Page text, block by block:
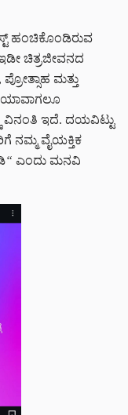
ಹಂಚಿಕೊಂಡಿರುವ
ಚಿತ್ರಜೀವನದ
ಮತ್ತು
ಯಾವಾಗಲೂ
ವಿನಂತಿ ಇದೆ. ದಯವಿಟ್ಟು
ನಮ್ಮ ವೈಯಕ್ತಿಕ
“ ಎಂದು ಮನವಿ